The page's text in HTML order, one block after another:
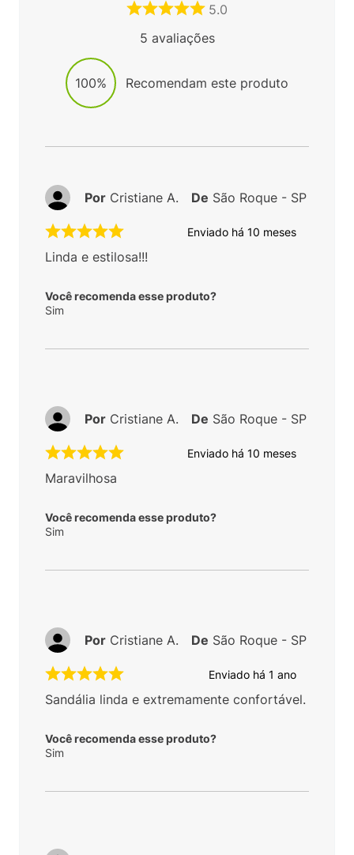
5.0
5 avaliações
100% Recomendam este produto
Enviado há 10 meses
Linda e estilosa!!!
Você recomenda esse produto?
Sim
Por Cristiane A. De São Roque - SP
Enviado há 10 meses
Maravilhosa
Você recomenda esse produto?
Sim
Por Cristiane A. De São Roque - SP
Enviado há 1 ano
Sandália linda e extremamente confortável.
Você recomenda esse produto?
Sim
Por Cristiane A. De São Roque - SP